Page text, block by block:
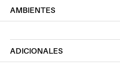
AMBIENTES
ADICIONALES